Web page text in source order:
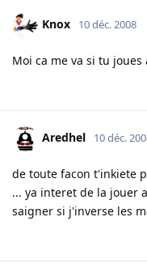
Knox 10 déc. 2008
Moi ca me va si tu joues
Aredhel 10 déc.
de toute facon t'inkiete
... ya interet de la jouer
saigner si j'inverse les